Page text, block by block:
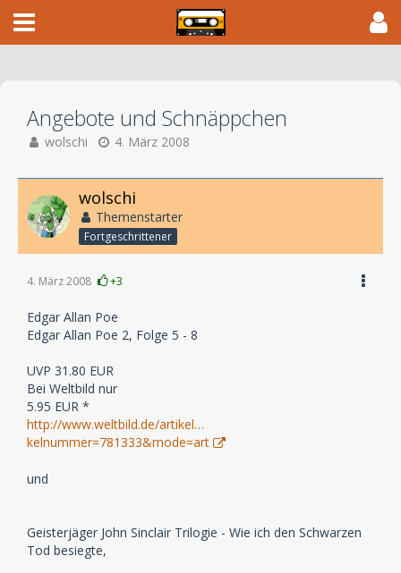
Angebote und Schnäppchen
wolschi 4. März 2008
wolschi
Themenstarter
Fortgeschrittener
4. März 2008 +3
Edgar Allan Poe
Edgar Allan Poe 2, Folge 5 - 8
UVP 31.80 EUR
Bei Weltbild nur
5.95 EUR *
http://www.weltbild.de/artikel…
kelnummer=781333&mode=art
und
Geisterjäger John Sinclair Trilogie - Wie ich den Schwarzen
Tod besiegte,